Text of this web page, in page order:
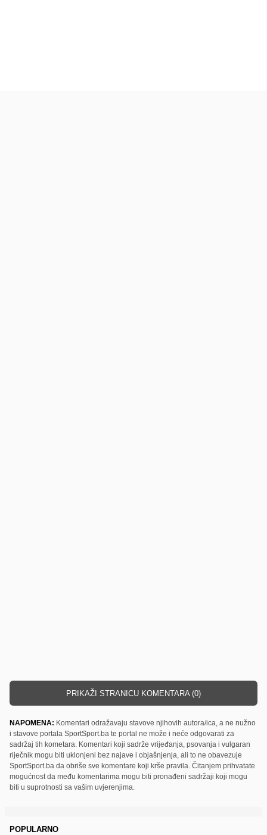
PRIKAŽI STRANICU KOMENTARA (0)
NAPOMENA: Komentari odražavaju stavove njihovih autora/ica, a ne nužno
i stavove portala SportSport.ba te portal ne može i neće odgovarati za
sadržaj tih kometara. Komentari koji sadrže vrijeđanja, psovanja i vulgaran
riječnik mogu biti uklonjeni bez najave i objašnjenja, ali to ne obavezuje
SportSport.ba da obriše sve komentare koji krše pravila. Čitanjem prihvatate
mogućnost da među komentarima mogu biti pronađeni sadržaji koji mogu
biti u suprotnosti sa vašim uvjerenjima.
POPULARNO